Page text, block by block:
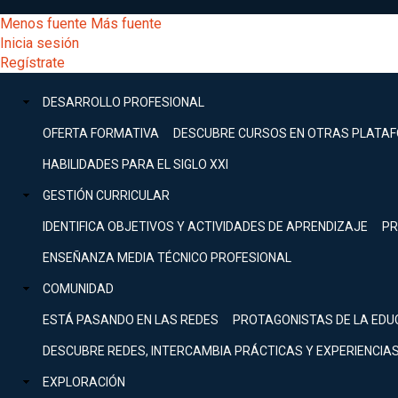
al
contenido
principal
[Educarchile
Escritorio]
Menú
entrar
mi
Menos fuente Más fuente
Inicia sesión
Regístrate
Menú
principal
DESARROLLO PROFESIONAL
OFERTA FORMATIVA DESCUBRE CURSOS EN OTRAS
HABILIDADES PARA EL SIGLO XXI
GESTIÓN CURRICULAR
IDENTIFICA OBJETIVOS Y ACTIVIDADES DE APRENDIZAJE
ENSEÑANZA MEDIA TÉCNICO PROFESIONAL
COMUNIDAD
ESTÁ PASANDO EN LAS REDES PROTAGONISTAS DE LA
DESCUBRE REDES, INTERCAMBIA PRÁCTICAS Y EXPERIENCIAS
EXPLORACIÓN
Buscar
Menú
principal
DESARROLLO
Expand
GESTIÓN
Expand
COMUNIDAD
Expand
EXPLORACIÓN
[Educarchile
Inicia